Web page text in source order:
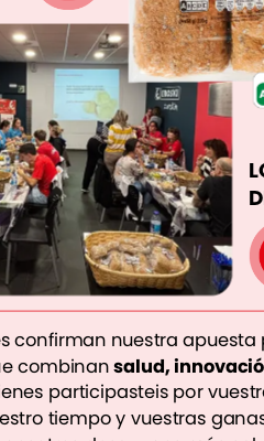
confirman nuestra apuesta
combinansalud,
participasteis por
tiempoy vuestras